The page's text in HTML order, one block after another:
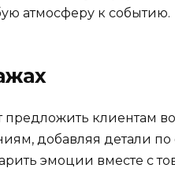
атмосферу к событию.
предложить клиентам
добавляя детали
эмоции вместе с